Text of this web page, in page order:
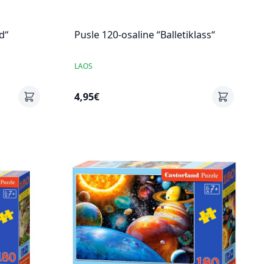
Pusle 120-osaline “Balletiklass“
LAOS
4,95€